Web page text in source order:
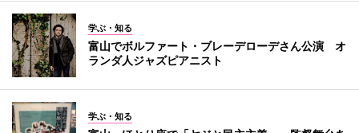
学ぶ・知る
富山でボルファート・ブレーデローデさん公演 オ
ランダ人ジャズピアニスト
学ぶ・知る